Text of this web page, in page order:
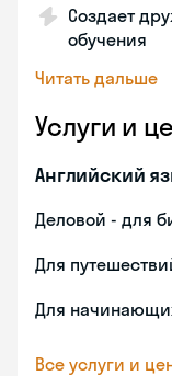
Создает
обучения
Читать дальше
Услуги и
Английский
Деловой - для
Для
Для
Все услуги и